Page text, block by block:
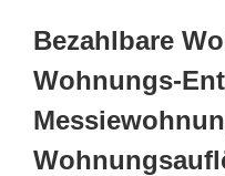
Bezahlbare
Wohnungs-